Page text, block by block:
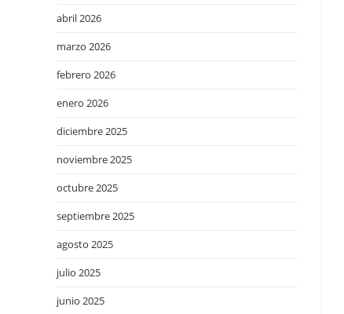
abril 2026
marzo 2026
febrero 2026
enero 2026
diciembre 2025
noviembre 2025
octubre 2025
septiembre 2025
agosto 2025
julio 2025
junio 2025